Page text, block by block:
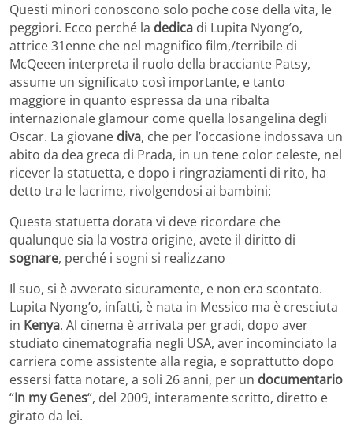
Questi minori conoscono solo poche cose della vita, le
peggiori. Ecco perché la dedica di Lupita Nyong’o,
attrice 31enne che nel magnifico film,/terribile di
McQeeen interpreta il ruolo della bracciante Patsy,
assume un significato così importante, e tanto
maggiore in quanto espressa da una ribalta
internazionale glamour come quella losangelina degli
Oscar. La giovane diva, che per l’occasione indossava un
abito da dea greca di Prada, in un tene color celeste, nel
ricever la statuetta, e dopo i ringraziamenti di rito, ha
detto tra le lacrime, rivolgendosi ai bambini:
Questa statuetta dorata vi deve ricordare che
qualunque sia la vostra origine, avete il diritto di
sognare, perché i sogni si realizzano
Il suo, si è avverato sicuramente, e non era scontato.
Lupita Nyong’o, infatti, è nata in Messico ma è cresciuta
in Kenya. Al cinema è arrivata per gradi, dopo aver
studiato cinematografia negli USA, aver incominciato la
carriera come assistente alla regia, e soprattutto dopo
essersi fatta notare, a soli 26 anni, per un documentario
“In my Genes“, del 2009, interamente scritto, diretto e
girato da lei.